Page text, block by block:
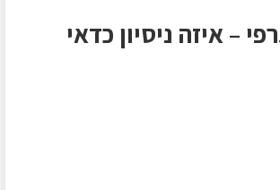
– איזה ניסיון כדאי